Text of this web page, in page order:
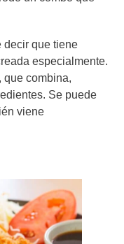
decir que tiene
especialmente.
que combina,
Se puede
viene